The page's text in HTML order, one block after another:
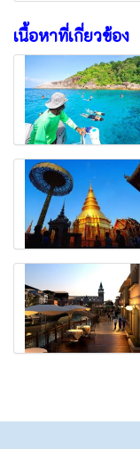
เนื้อหาที่เกี่ยวข้อง